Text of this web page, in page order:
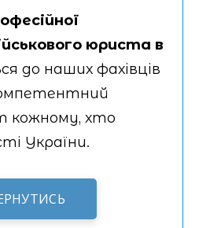
юриста в
до наших фахівців
кожному, хто
України.